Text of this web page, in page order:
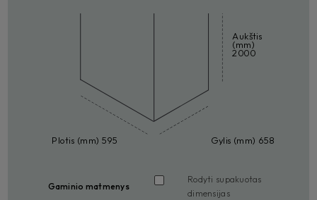
Aukštis
(mm)
2000
Gylis (mm) 658
Plotis (mm) 595
Gaminio matmenys
Rodyti supakuotas
dimensijas